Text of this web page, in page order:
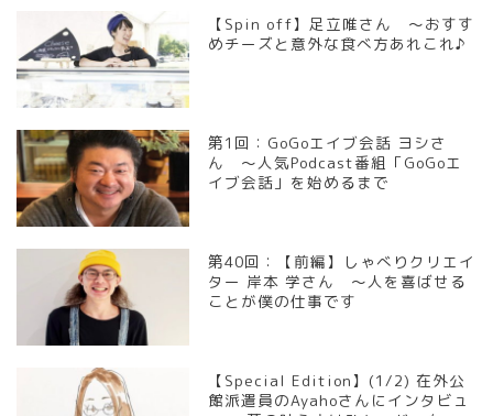
【Spin off】足立唯さん ～おすす
めチーズと意外な食べ方あれこれ♪
第1回：GoGoエイブ会話 ヨシさ
ん ～人気Podcast番組「GoGoエ
イブ会話」を始めるまで
第40回：【前編】しゃべりクリエイ
ター 岸本 学さん ～人を喜ばせる
ことが僕の仕事です
【Special Edition】(1/2) 在外公
館派遣員のAyahoさんにインタビュ